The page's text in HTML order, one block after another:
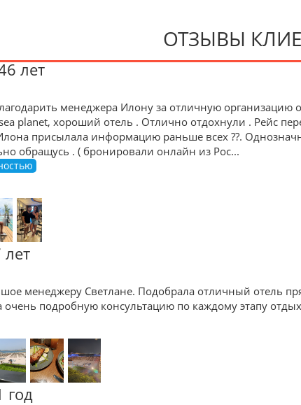
ОТЗЫВЫ
лет
менеджера Илону за отличную организацию
planet, хороший отель . Отлично отдохнули . Рейс
присылала информацию раньше всех ??.
обращусь . ( бронировали онлайн из Рос...
менеджеру Светлане. Подобрала отличный отель
очень подробную консультацию по каждому этапу
год